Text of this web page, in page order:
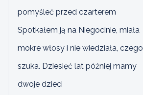
pomyśleć przed czarterem
Spotkałem ją na Niegocinie, miała
mokre włosy i nie wiedziała, czego
szuka. Dziesięć lat później mamy
dwoje dzieci